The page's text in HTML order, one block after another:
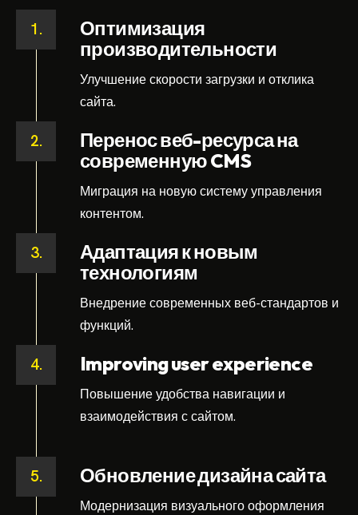
1.
Оптимизация
производительности
Улучшение скорости загрузки и отклика
сайта.
2.
Перенос веб-ресурса на
современную CMS
Миграция на новую систему управления
контентом.
3.
Адаптация к новым
технологиям
Внедрение современных веб-стандартов и
функций.
4. Improving user experience
Повышение удобства навигации и
взаимодействия с сайтом.
5. Обновление дизайна сайта
Модернизация визуального оформления